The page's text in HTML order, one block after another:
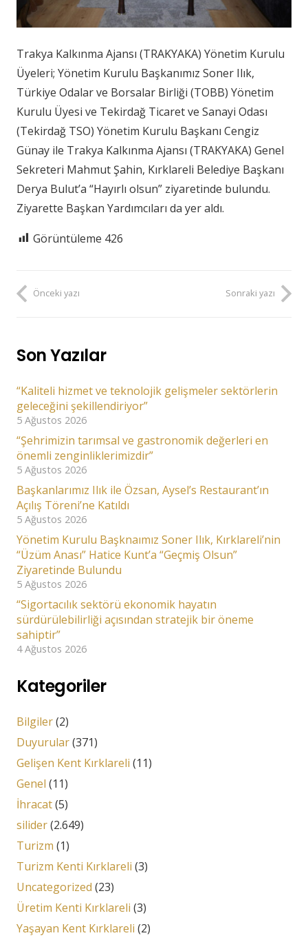
Trakya Kalkınma Ajansı (TRAKYAKA) Yönetim Kurulu
Üyeleri; Yönetim Kurulu Başkanımız Soner Ilık,
Türkiye Odalar ve Borsalar Birliği (TOBB) Yönetim
Kurulu Üyesi ve Tekirdağ Ticaret ve Sanayi Odası
(Tekirdağ TSO) Yönetim Kurulu Başkanı Cengiz
Günay ile Trakya Kalkınma Ajansı (TRAKYAKA) Genel
Sekreteri Mahmut Şahin, Kırklareli Belediye Başkanı
Derya Bulut’a “Hayırlı olsun” ziyaretinde bulundu.
Ziyarette Başkan Yardımcıları da yer aldı.
Görüntüleme 426
Önceki yazı Sonraki yazı
Son Yazılar
“Kaliteli hizmet ve teknolojik gelişmeler sektörlerin
geleceğini şekillendiriyor”
5 Ağustos 2026
“Şehrimizin tarımsal ve gastronomik değerleri en
önemli zenginliklerimizdir”
5 Ağustos 2026
Başkanlarımız Ilık ile Özsan, Aysel’s Restaurant’ın
Açılış Töreni’ne Katıldı
5 Ağustos 2026
Yönetim Kurulu Başknaımız Soner Ilık, Kırklareli’nin
“Üzüm Anası” Hatice Kunt’a “Geçmiş Olsun”
Ziyaretinde Bulundu
5 Ağustos 2026
“Sigortacılık sektörü ekonomik hayatın
sürdürülebilirliği açısından stratejik bir öneme
sahiptir”
4 Ağustos 2026
Kategoriler
Bilgiler(2)
Duyurular(371)
Gelişen Kent Kırklareli (11)
Genel (11)
İhracat(5)
silider(2.649)
Turizm (1)
Turizm Kenti Kırklareli (3)
Uncategorized (23)
Üretim Kenti Kırklareli (3)
Yaşayan Kent Kırklareli (2)